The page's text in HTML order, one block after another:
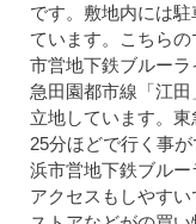
です。敷地内には
ています。こちら
市営地下鉄ブルー
急田園都市線「江
立地しています。
25分ほどで行く事
浜市営地下鉄ブル
アクセスもしやす